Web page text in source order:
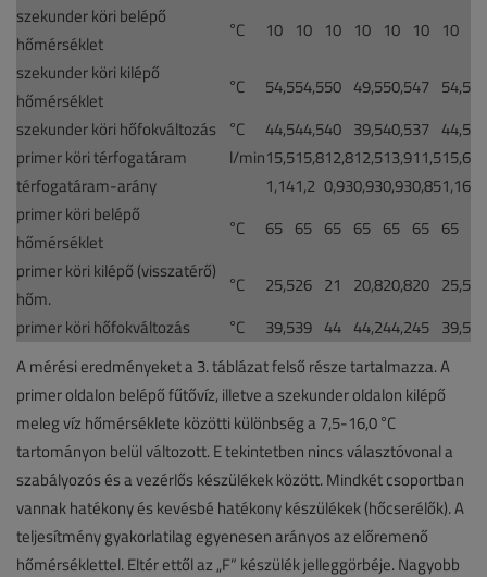
szekunder köri belépő
hőmérséklet
°C 10 10 10 10 10 10
10
szekunder köri kilépő
hőmérséklet
°C 54,554,550 49,550,547 54,5
szekunder köri hőfokváltozás
°C 44,544,540 39,540,537 44,5
primer köri térfogatáram
l/min15,515,812,812,513,911,515,6
térfogatáram-arány
1,141,2 0,930,930,930,851,16
primer köri belépő
hőmérséklet
°C 65 65 65 65 65 65 65
primer köri kilépő (visszatérő)
hőm.
°C 25,526 21 20,820,820 25,5
primer köri hőfokváltozás
°C 39,539 44 44,244,245 39,5
A mérési eredményeket a 3. táblázat felső része tartalmazza. A
primer oldalon belépő fűtővíz, illetve a szekunder oldalon kilépő
meleg víz hőmérséklete közötti különbség a 7,5-16,0 °C
tartományon belül változott. E tekintetben nincs választóvonal a
szabályozós és a vezérlős készülékek között. Mindkét csoportban
vannak hatékony és kevésbé hatékony készülékek (hőcserélők). A
teljesítmény gyakorlatilag egyenesen arányos az előremenő
hőmérséklettel. Eltér ettől az „F” készülék jelleggörbéje. Nagyobb